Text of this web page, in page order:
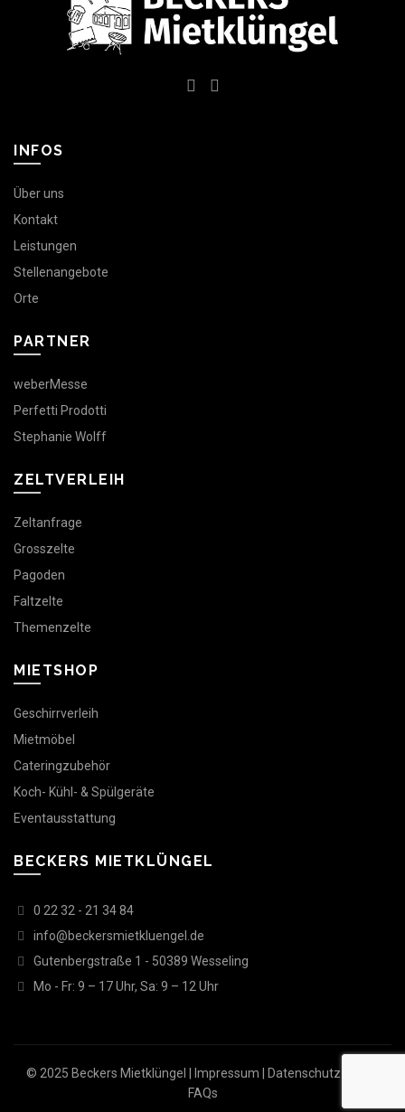
INFOS
Über uns
Kontakt
Leistungen
Stellenangebote
Orte
PARTNER
weberMesse
Perfetti Prodotti
Stephanie Wolff
ZELTVERLEIH
Zeltanfrage
Grosszelte
Pagoden
Faltzelte
Themenzelte
MIETSHOP
Geschirrverleih
Mietmöbel
Cateringzubehör
Koch- Kühl- & Spülgeräte
Eventausstattung
BECKERS MIETKLÜNGEL
0 22 32 - 21 34 84
info@beckersmietkluengel.de
Gutenbergstraße 1 - 50389 Wesseling
Mo - Fr: 9 – 17 Uhr, Sa: 9 – 12 Uhr
© 2025 Beckers Mietklüngel | Impressum | Datenschutz
FAQs